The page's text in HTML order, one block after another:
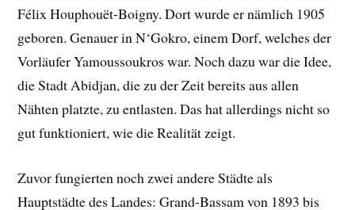
Félix Houphouët-Boigny. Dort wurde er nämlich 1905
geboren. Genauer in N‘Gokro, einem Dorf, welches der
Vorläufer Yamoussoukros war. Noch dazu war die Idee,
die Stadt Abidjan, die zu der Zeit bereits aus allen
Nähten platzte, zu entlasten. Das hat allerdings nicht so
gut funktioniert, wie die Realität zeigt.
Zuvor fungierten noch zwei andere Städte als
Hauptstädte des Landes: Grand-Bassam von 1893 bis